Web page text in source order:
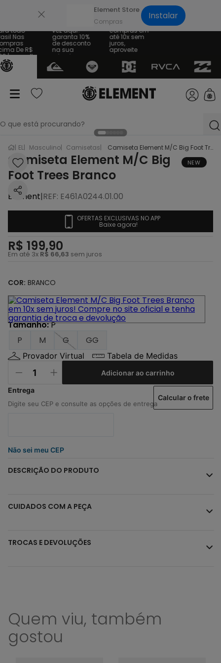
Element Store Instalar
todo
Nas
De R$
| consulte
vez aqui?
garanta 10%
de desconto
na sua
primeira
compra
Parcele suas
compras em
até 10x sem
juros,
aproveite
NEW
EL Masculino Camisetas Camiseta Element M/C Big Foot Trees Branco
Camiseta Element M/C Big
Foot Trees Branco
Element|REF: E461A0244.01.00
OFERTAS EXCLUSIVAS NO APP
Baixe agora!
R$ 199,90
Em até 3x R$ 66,63 sem juros
COR: BRANCO
Tamanho:P
P
M G GG
Provador Virtual Tabela de Medidas
Adicionar ao carrinho
Não sei meu CEP
Calcular o frete
DESCRIÇÃO DO PRODUTO
CUIDADOS COM A PEÇA
TROCAS E DEVOLUÇÕES
Quem viu, também
gostou
termos mais buscados
1º
bone
2º
5º
calça
6 º
shape
8º
jaqueta
9º
mochila
10º bermuda